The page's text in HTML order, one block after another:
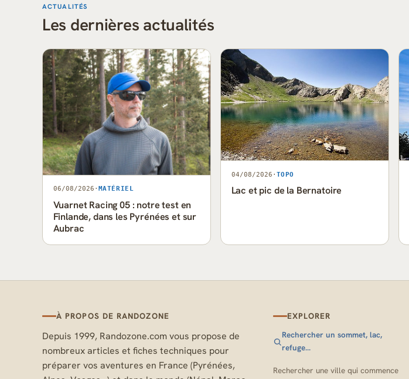
ACTUALITÉS
Les dernières actualités
06/08/2026 · MATÉRIEL
Vuarnet Racing 05 : notre test en
Finlande, dans les Pyrénées et sur
Aubrac
04/08/2026 · TOPO
Lac et pic de la Bernatoire
À PROPOS DE RANDOZONE
Depuis 1999, Randozone.com vous propose de
nombreux articles et fiches techniques pour
préparer vos aventures en France (Pyrénées,
EXPLORER
Rechercher un sommet, lac,
refuge…
Rechercher une ville qui commence